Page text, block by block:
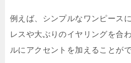
例えば、シンプルなワンピース
レスや大ぶりのイヤリングを合
ルにアクセントを加えることがで